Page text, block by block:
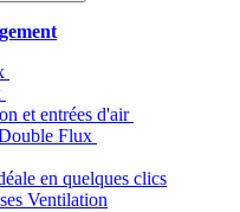
et entrées d'air
Flux
en quelques clics
Ventilation